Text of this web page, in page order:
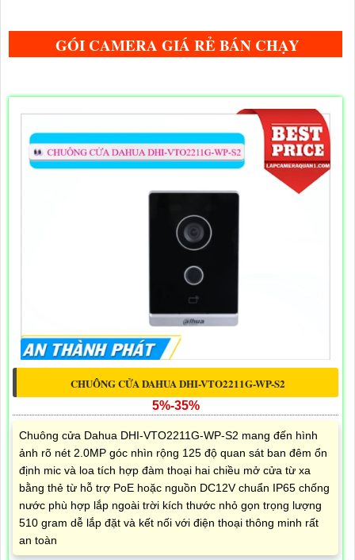
GÓI CAMERA GIÁ RẺ BÁN CHẠY
CHUÔNG CỬA DAHUA DHI-VTO2211G-WP-S2
5%-35%
Chuông cửa Dahua DHI-VTO2211G-WP-S2 mang đến hình
ảnh rõ nét 2.0MP góc nhìn rộng 125 độ quan sát ban đêm ổn
định mic và loa tích hợp đàm thoại hai chiều mở cửa từ xa
bằng thẻ từ hỗ trợ PoE hoặc nguồn DC12V chuẩn IP65 chống
nước phù hợp lắp ngoài trời kích thước nhỏ gọn trọng lượng
510 gram dễ lắp đặt và kết nối với điện thoại thông minh rất
an toàn